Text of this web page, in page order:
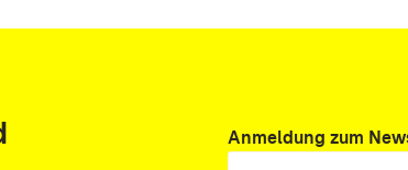
Anmeldung zum